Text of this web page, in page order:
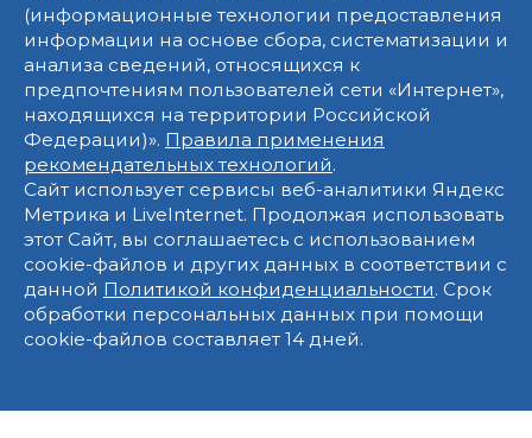
(информационные технологии предоставления
информации на основе сбора, систематизации и
анализа сведений, относящихся к
предпочтениям пользователей сети «Интернет»,
находящихся на территории Российской
Федерации)». Правила применения
рекомендательных технологий.
Сайт использует сервисы веб-аналитики Яндекс
Метрика и LiveInternet. Продолжая использовать
этот Сайт, вы соглашаетесь с использованием
cookie-файлов и других данных в соответствии с
данной Политикой конфиденциальности. Срок
обработки персональных данных при помощи
cookie-файлов составляет 14 дней.